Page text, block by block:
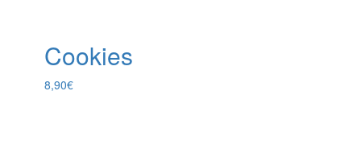
Cookies
8,90€